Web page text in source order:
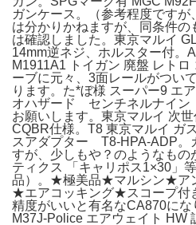
ガンケース。（参考程度です
は分かりかねますが、同条件
は確認しました。東京マルイ
14mm逆ネジ、ホルスター付。
M1911A1 トイガン 廃盤 レトロ
ーブに元々、3面レールがつい
ります。た*ぼ様 スーパー9 エ
オハザード センチネルナイ
お願いします。東京マルイ 次
CQBR仕様。T8 東京マルイ ガ
スアダプター T8-HPA-ADP。
すが、少しもや？のようなも
ティクス 「キャリポス1×30」
品）。★極美品★マルシン★ア
★エアコッキング★スコープ付
精度がいいと有名なCA870に
M37J-Police エアウェイト HW